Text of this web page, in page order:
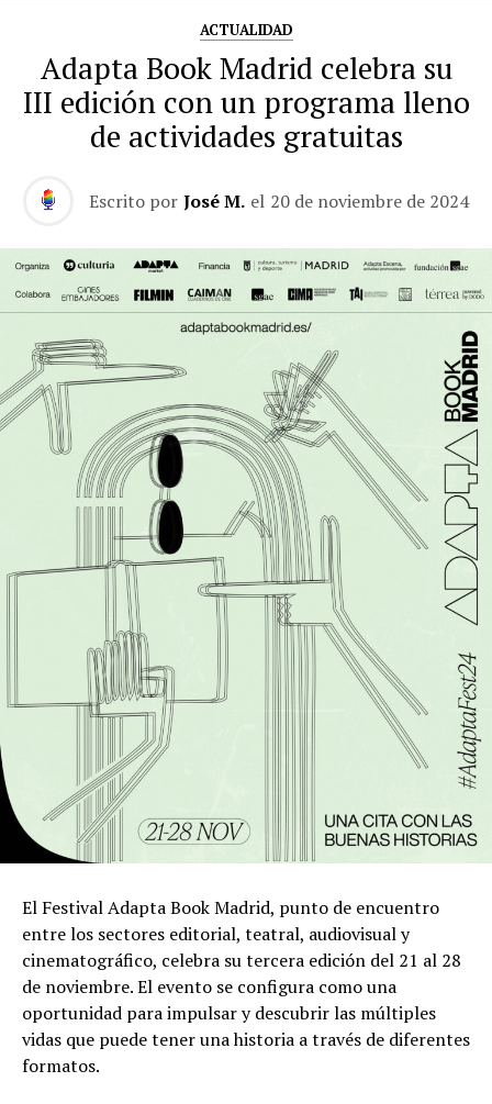
ACTUALIDAD
Adapta Book Madrid celebra su
III edición con un programa lleno
de actividades gratuitas
Escrito por José M. el 20 de noviembre de 2024
El Festival Adapta Book Madrid, punto de encuentro
entre los sectores editorial, teatral, audiovisual y
cinematográfico, celebra su tercera edición del 21 al 28
de noviembre. El evento se configura como una
oportunidad para impulsar y descubrir las múltiples
vidas que puede tener una historia a través de diferentes
formatos.